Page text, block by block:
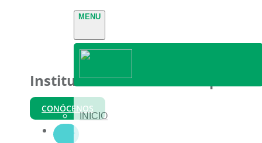
MENU
INICIO
Instituto Nacional de Parques
CONÓCENOS